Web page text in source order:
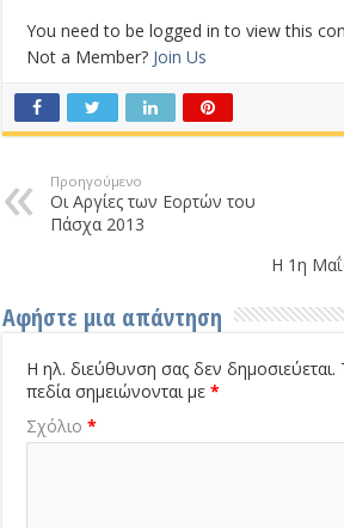
You need to be logged in to view this
Not a Member? Join Us
Προηγούμενο
Οι Αργίες των Εορτών του
Πάσχα 2013
Η 1η
Αφήστε μια απάντηση
Η ηλ. διεύθυνση σας δεν δημοσιεύεται.
πεδία σημειώνονται με*
Σχόλιο*